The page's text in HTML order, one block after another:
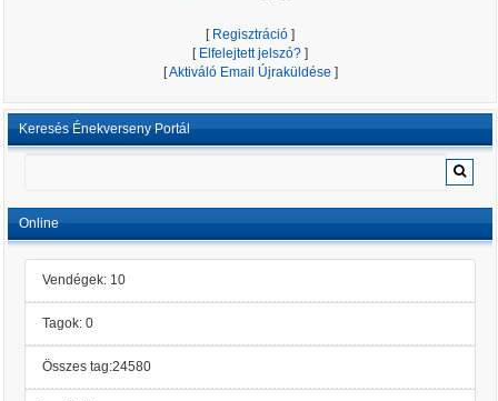
[ Regisztráció ]
[ Elfelejtett jelszó? ]
[Aktiváló Email Újraküldése ]
Keresés Énekverseny Portál
Online
Vendégek: 10
Tagok: 0
Összes tag:24580